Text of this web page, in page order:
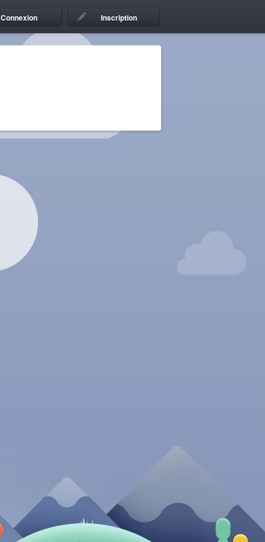
Connexion Inscription